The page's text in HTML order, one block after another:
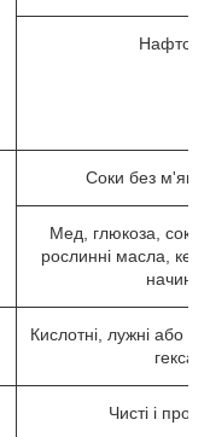
Соки без
Мед, глюкоза, соки
рослинні масла,
Кислотні, лужні або
гексан
Чисті і